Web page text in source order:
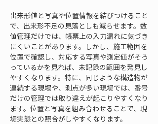
出来形値と写真や位置情報を結びつけること
で、出来形不足の見落としも減らせます。数
値管理だけでは、帳票上の入力漏れに気づき
にくいことがあります。しかし、施工範囲を
位置で確認し、対応する写真や測定値がそろ
っているかを見れば、未記録の範囲を発見し
やすくなります。特に、同じような構造物が
連続する現場や、測点が多い現場では、番号
だけの管理では取り違えが起こりやすくなり
ます。位置と写真を組み合わせることで、現
場実態との照合がしやすくなります。